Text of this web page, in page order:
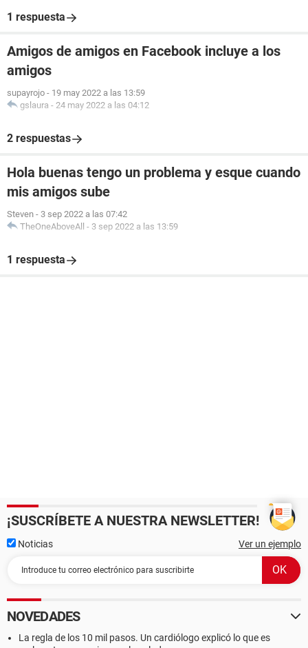
1 respuesta
Amigos de amigos en Facebook incluye a los
amigos
supayrojo - 19 may 2022 a las 13:59
gslaura - 24 may 2022 a las 04:12
2 respuestas
Hola buenas tengo un problema y esque cuando
mis amigos sube
Steven - 3 sep 2022 a las 07:42
TheOneAboveAll - 3 sep 2022 a las 13:59
1 respuesta
¡SUSCRÍBETE A NUESTRA NEWSLETTER!
Noticias Ver un ejemplo
NOVEDADES
La regla de los 10 mil pasos. Un cardiólogo explicó lo que es